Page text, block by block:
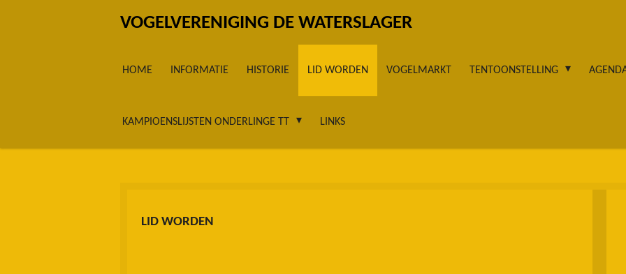
VOGELVERENIGING DE WATERSLAGER
HOME INFORMATIE HISTORIE LID WORDEN VOGELMARKT TENTOONSTELLING
KAMPIOENSLIJSTEN ONDERLINGE TT LINKS
LID WORDEN